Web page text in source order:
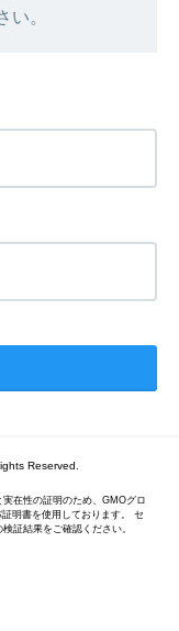
い。
Reserved.
在性の証明のため、GMOグロ
明書を使用しております。 セ
証結果をご確認ください。